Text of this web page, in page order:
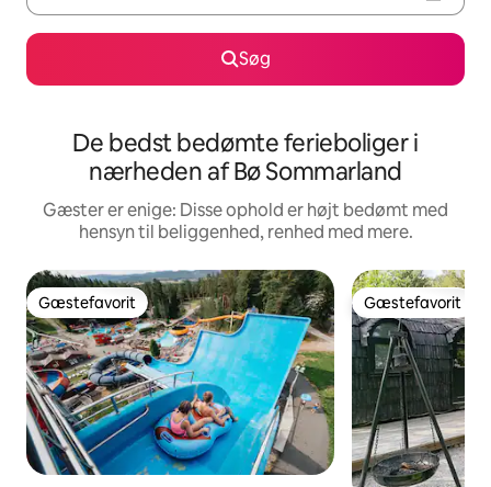
Søg
De bedst bedømte ferieboliger i
nærheden af Bø Sommarland
Gæster er enige: Disse ophold er højt bedømt med
hensyn til beliggenhed, renhed med mere.
Gæstefavorit
Gæstefavorit Gæstefavorit
Gæstefavorit